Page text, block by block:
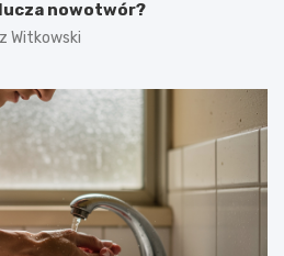
nowotwór?
Witkowski